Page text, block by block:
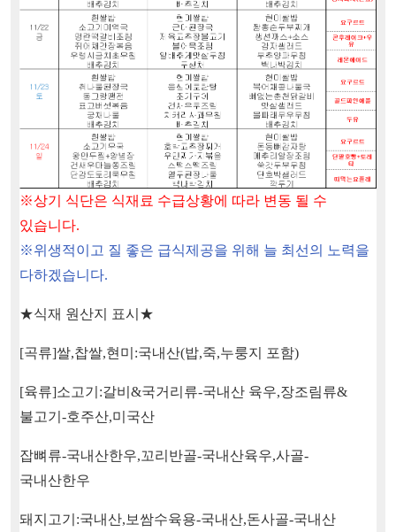
※상기 식단은 식재료 수급상황에 따라 변동 될 수
있습니다.
※위생적이고 질 좋은 급식제공을 위해 늘 최선의 노력을
다하겠습니다.
★식재 원산지 표시 ★
[곡류]쌀,찹쌀,현미 :국내산(밥,죽,누룽지 포함)
[육류]소고기 :갈비 &국거리류-국내산 육우,장조림류&
불고기 -호주산,미국산
잡뼈류-국내산한우,꼬리반골-국내산육우,사골-
국내산한우
돼지고기 :국내산, 보쌈수육용-국내산,돈사골-국내산